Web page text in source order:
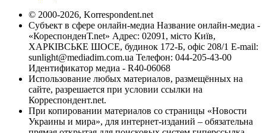
© 2000-2026, Korrespondent.net
Субъект в сфере онлайн-медиа Название онлайн-медиа -
«КореспонденТ.net» Адрес: 02091, місто Київ,
ХАРКІВСЬКЕ ШОСЕ, будинок 172-Б, офіс 208/1 E-mail:
sunlight@mediadim.com.ua Телефон: 044-205-43-00
Идентификатор медиа - R40-06068
Использование любых материалов, размещённых на
сайте, разрешается при условии ссылки на
Корреспондент.net.
При копировании материалов со страницы «Новости
Украины и мира», для интернет-изданий – обязательна